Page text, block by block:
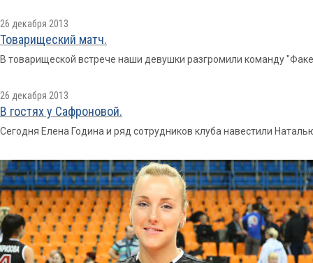
26 декабря 2013
Товарищеский матч.
В товарищеской встрече наши девушки разгромили команду
26 декабря 2013
В гостях у Сафроновой.
Сегодня Елена Година и ряд сотрудников клуба навестили